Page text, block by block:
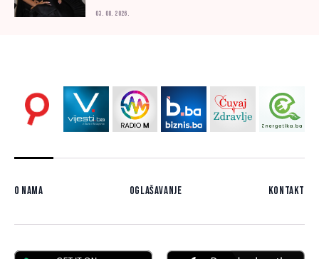
03. 08. 2026.
O nama Oglašavanje Kontakt